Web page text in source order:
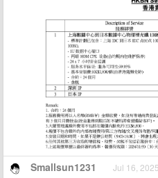
Smallsun1231 Jul 16, 2025